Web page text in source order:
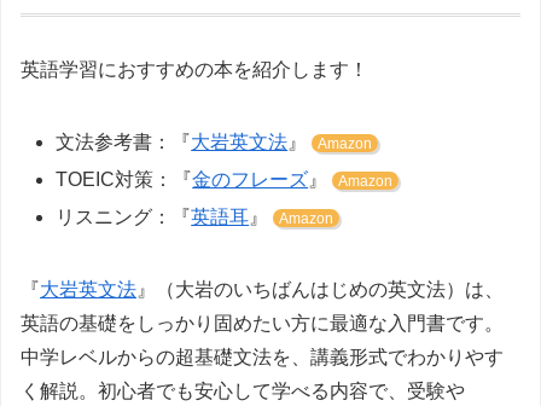
英語学習におすすめの本を紹介します！
文法参考書：『大岩英文法 』 Amazon
TOEIC対策：『金のフレーズ 』 Amazon
リスニング：『英語耳 』 Amazon
『大岩英文法 』（大岩のいちばんはじめの英文法）は、
英語の基礎をしっかり固めたい方に最適な入門書です。
中学レベルからの超基礎文法を、講義形式でわかりやす
く解説。初心者でも安心して学べる内容で、受験や